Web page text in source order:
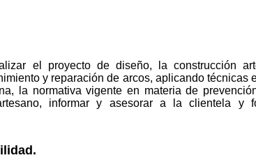
el proyecto de diseño, la construcción
y reparación de arcos, aplicando técnicas
la normativa vigente en materia de
informar y asesorar a la clientela y